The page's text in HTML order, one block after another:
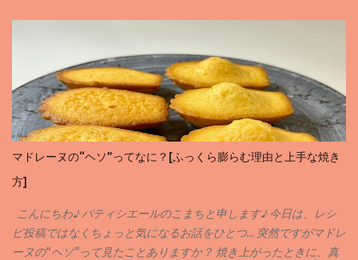
らいました♪ 当サイトではお菓子のレシピや作り方を紹介させても
らっています。材料のことや作り方など気になることがありまし
たらお気軽にコメントやインスタグラム、X等でDMしていただけ
ると嬉しいです✨ それではレシピにまいります♪
マドレーヌの“ヘソ”ってなに？[ふっくら膨らむ理由と上手な焼き
方]
こんにちわ♪ パティシエールのこまちと申します♪ 今日は、レシ
ピ投稿ではなくちょっと気になるお話をひとつ… 突然ですがマドレ
ーヌの“ヘソ”って見たことありますか？ 焼き上がったときに、真